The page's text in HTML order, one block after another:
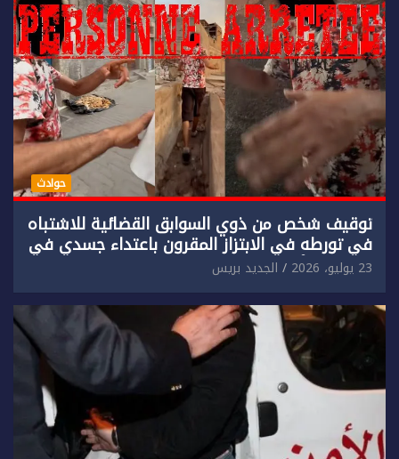
حوادث
توقيف شخص من ذوي السوابق القضائية للاشتباه
في تورطه في الابتزاز المقرون باعتداء جسدي في
حق سائح أجنبي.
23 يوليو، 2026 الجديد بريس